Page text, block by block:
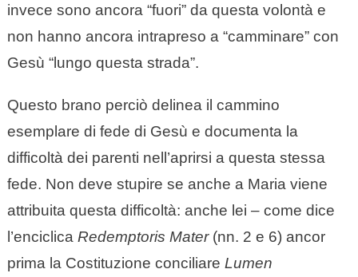
invece sono ancora “fuori” da questa volontà e
non hanno ancora intrapreso a “camminare” con
Gesù “lungo questa strada”.
Questo brano perciò delinea il cammino
esemplare di fede di Gesù e documenta la
difficoltà dei parenti nell’aprirsi a questa stessa
fede. Non deve stupire se anche a Maria viene
attribuita questa difficoltà: anche lei – come dice
l’enciclica Redemptoris Mater (nn. 2 e 6) ancor
prima la Costituzione conciliare Lumen